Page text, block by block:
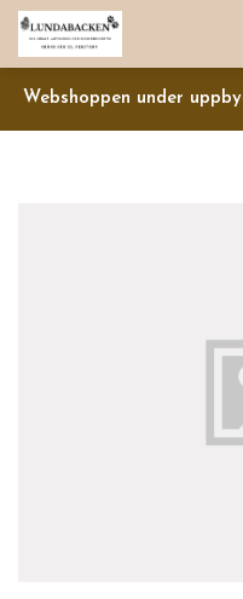
Webshoppen under